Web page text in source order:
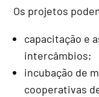
Os projetos
capacitação e
intercâmbios;
incubação de
cooperativas